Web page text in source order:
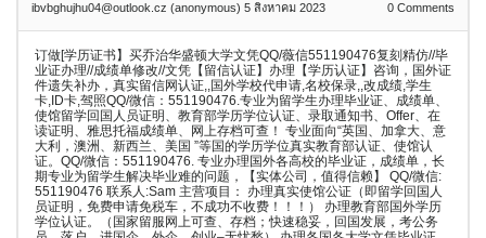
ibvbghujhu04@outlook.cz (anonymous) 5 สิงหาคม 2023 0 Comments
订做[学历证书】买乔治华盛顿大学文凭QQ/薇信551190476复刻精仿//毕
业证办理//成绩单修改//文凭【留信认证】办理【学历认证】咨询，国外证
件遗失补办，真实留信网认证,,国外学校代申请,名校保录,,改成绩,学生
卡,ID卡,驾照QQ/微信：551190476.专业为留学生办理毕业证、成绩单、
使馆留学回国人员证明、教育部学历学位认证、录取通知书、Offer、在
读证明、雅思托福成绩单、网上存档可查！ 专业面向“英国、加拿大、意
大利，澳洲、新西兰、美国 ”等国的学历学位真实教育部认证、使馆认
证。QQ/微信：551190476. 专业办理国外各高校的毕业证，成绩单，长
期专业为留学生解决毕业难的问题，【实体公司，值得信赖】 QQ/微信:
551190476 联系人:Sam 主营项目： 办理真实使馆公证（即留学回国人
员证明，免费申请免税车，不成功不收费！！！） 办理教育部国外学历
学位认证。（国家留服网上可查、存档；快速稳妥，回国发展，考公务